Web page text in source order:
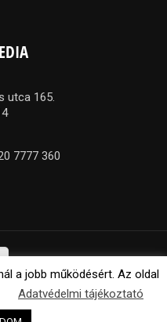
utca 165.
7777 360
jog fenntartva.
a jobb működésért. Az oldal
Adatvédelmi tájékoztató